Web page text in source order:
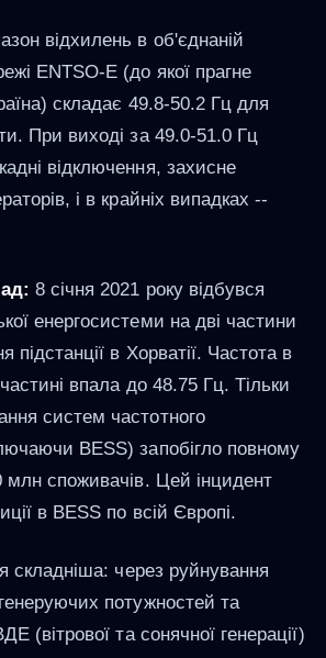
відхилень в об'єднаній
ENTSO-E (до якої прагне
складає 49.8-50.2 Гц для
При виході за 49.0-51.0 Гц
відключення, захисне
і в крайніх випадках --
8 січня 2021 року відбувся
енергосистеми на дві частини
підстанції в Хорватії. Частота в
частині впала до 48.75 Гц. Тільки
систем частотного
BESS) запобігло повному
млн споживачів. Цей інцидент
в BESS по всій Європі.
складніша: через руйнування
потужностей та
(вітрової та сонячної генерації)